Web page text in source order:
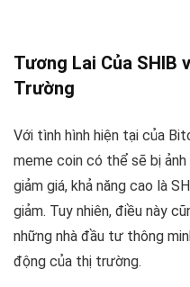
Tương Lai Của SHIB
Trường
Với tình hình hiện tại của
meme coin có thể sẽ bị
giảm giá, khả năng cao là
giảm. Tuy nhiên, điều này
những nhà đầu tư thông
động của thị trường.